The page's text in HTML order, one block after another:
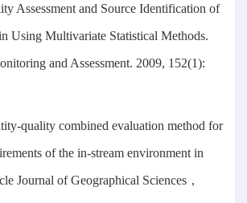
Assessment and Source Identification of
Using Multivariate Statistical Methods.
and Assessment. 2009, 152(1):
quality combined evaluation method for
of the in-stream environment in
Journal of Geographical Sciences，